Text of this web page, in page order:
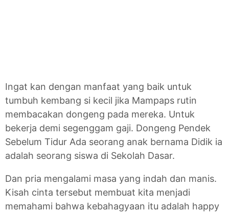
Ingat kan dengan manfaat yang baik untuk
tumbuh kembang si kecil jika Mampaps rutin
membacakan dongeng pada mereka. Untuk
bekerja demi segenggam gaji. Dongeng Pendek
Sebelum Tidur Ada seorang anak bernama Didik ia
adalah seorang siswa di Sekolah Dasar.
Dan pria mengalami masa yang indah dan manis.
Kisah cinta tersebut membuat kita menjadi
memahami bahwa kebahagyaan itu adalah happy